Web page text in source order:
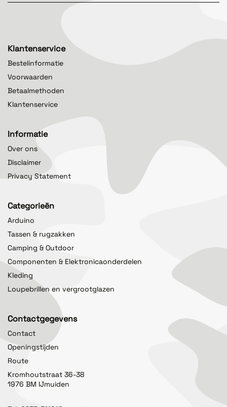
Klantenservice
Bestelinformatie
Voorwaarden
Betaalmethoden
Klantenservice
Informatie
Over ons
Disclaimer
Privacy Statement
Categorieën
Arduino
Tassen & rugzakken
Camping & Outdoor
Componenten & Elektronicaonderdelen
Kleding
Loupebrillen en vergrootglazen
Contactgegevens
Contact
Openingstijden
Route
Kromhoutstraat 36-38
1976 BM IJmuiden